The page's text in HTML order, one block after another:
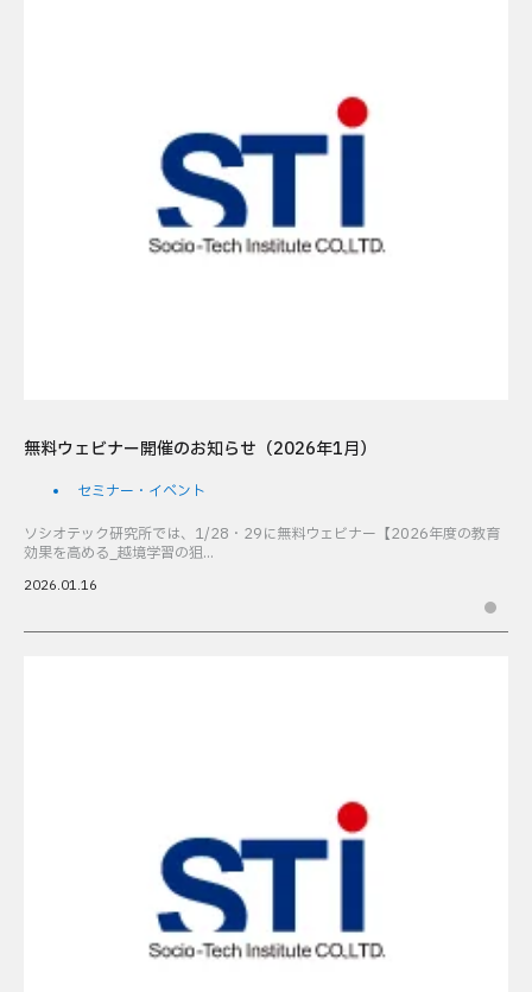
無料ウェビナー開催のお知らせ（2026年1月）
セミナー・イベント
ソシオテック研究所では、1/28・29に無料ウェビナー【2026年度の教育
効果を高める_越境学習の狙...
2026.01.16